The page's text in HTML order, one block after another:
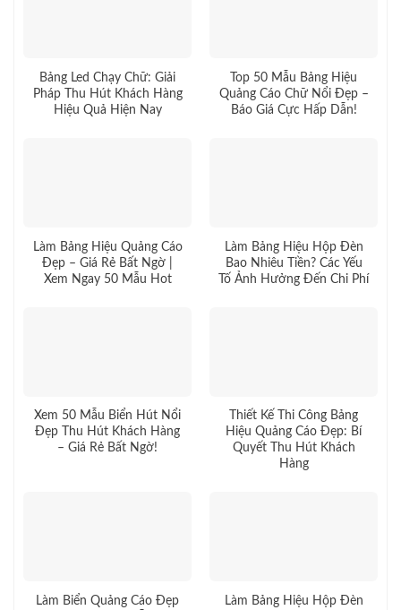
Bảng Led Chạy Chữ: Giải
Pháp Thu Hút Khách Hàng
Hiệu Quả Hiện Nay
Top 50 Mẫu Bảng Hiệu
Quảng Cáo Chữ Nổi Đẹp –
Báo Giá Cực Hấp Dẫn!
Làm Bảng Hiệu Quảng Cáo
Đẹp – Giá Rẻ Bất Ngờ |
Xem Ngay 50 Mẫu Hot
Làm Bảng Hiệu Hộp Đèn
Bao Nhiêu Tiền? Các Yếu
Tố Ảnh Hưởng Đến Chi Phí
Xem 50 Mẫu Biển Hút Nổi
Đẹp Thu Hút Khách Hàng
– Giá Rẻ Bất Ngờ!
Thiết Kế Thi Công Bảng
Hiệu Quảng Cáo Đẹp: Bí
Quyết Thu Hút Khách
Hàng
Làm Biển Quảng Cáo Đẹp
Làm Bảng Hiệu Hộp Đèn